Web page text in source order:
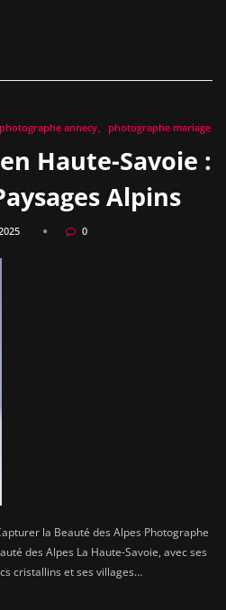
photographe annecy photographe mariage
Haute-Savoie :
Alpins
0
la Beauté des Alpes Photographe
des Alpes La Haute-Savoie, avec ses
cristallins et ses villages…